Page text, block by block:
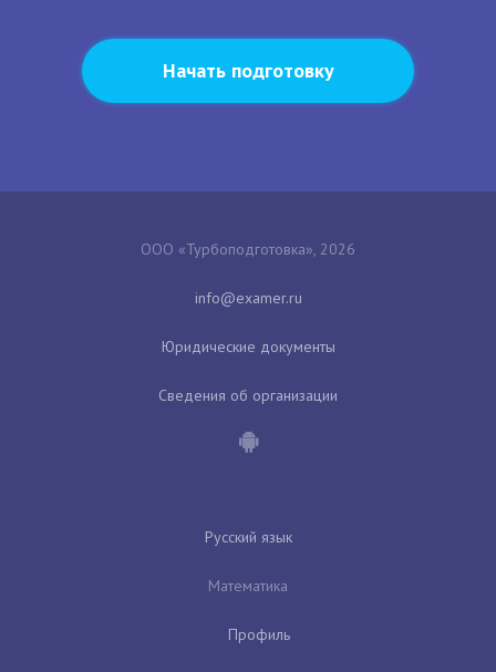
Начать подготовку
ООО «Турбоподготовка», 2026
Юридические документы
Сведения об организации
Русский язык
Математика
Профиль